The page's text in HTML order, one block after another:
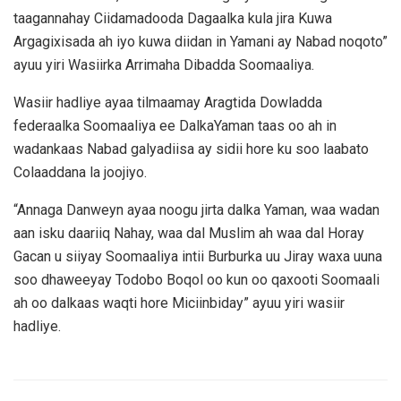
taagannahay Ciidamadooda Dagaalka kula jira Kuwa
Argagixisada ah iyo kuwa diidan in Yamani ay Nabad noqoto”
ayuu yiri Wasiirka Arrimaha Dibadda Soomaaliya.
Wasiir hadliye ayaa tilmaamay Aragtida Dowladda
federaalka Soomaaliya ee DalkaYaman taas oo ah in
wadankaas Nabad galyadiisa ay sidii hore ku soo laabato
Colaaddana la joojiyo.
“Annaga Danweyn ayaa noogu jirta dalka Yaman, waa wadan
aan isku daariiq Nahay, waa dal Muslim ah waa dal Horay
Gacan u siiyay Soomaaliya intii Burburka uu Jiray waxa uuna
soo dhaweeyay Todobo Boqol oo kun oo qaxooti Soomaali
ah oo dalkaas waqti hore Miciinbiday” ayuu yiri wasiir
hadliye.